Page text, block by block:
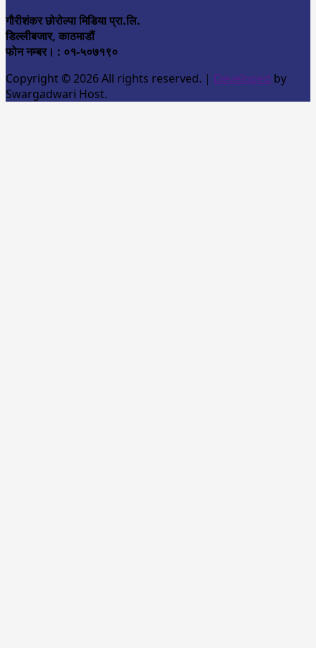
गौरीशंकर छोरोल्पा मिडिया प्रा.लि.
डिल्लीबजार, काठमाडौं
फोन नम्बर। : ०१-५०७१९०
Copyright © 2026 All rights reserved. | Developed by
Swargadwari Host.